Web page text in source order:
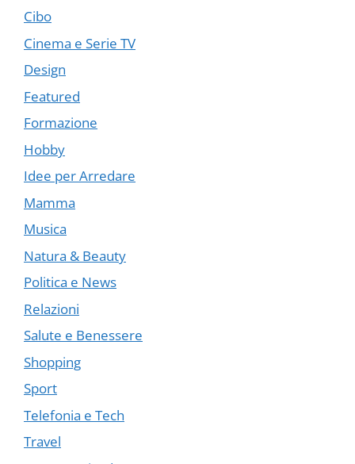
Cibo
Cinema e Serie TV
Design
Featured
Formazione
Hobby
Idee per Arredare
Mamma
Musica
Natura & Beauty
Politica e News
Relazioni
Salute e Benessere
Shopping
Sport
Telefonia e Tech
Travel